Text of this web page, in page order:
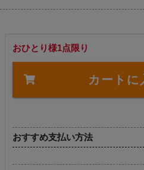
おひとり様1点限り
カートに
おすすめ支払い方法